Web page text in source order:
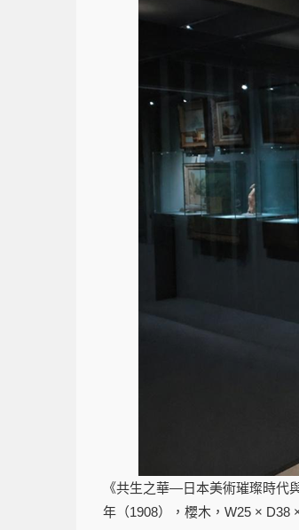
《共生之華—日本美術璀璨時代
年（1908），櫻木，W25 × D38